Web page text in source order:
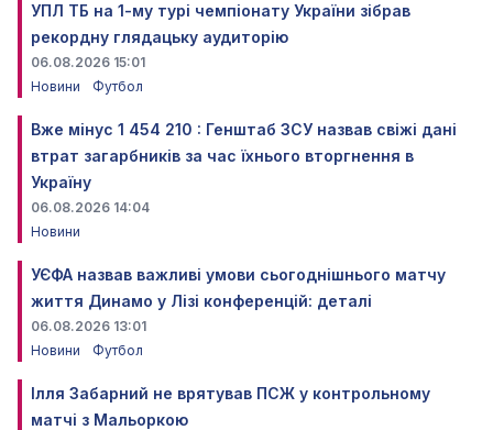
УПЛ ТБ на 1-му турі чемпіонату України зібрав
рекордну глядацьку аудиторію
06.08.2026 15:01
Новини
Футбол
Вже мінус 1 454 210 : Генштаб ЗСУ назвав свіжі дані
втрат загарбників за час їхнього вторгнення в
Україну
06.08.2026 14:04
Новини
УЄФА назвав важливі умови сьогоднішнього матчу
життя Динамо у Лізі конференцій: деталі
06.08.2026 13:01
Новини
Футбол
Ілля Забарний не врятував ПСЖ у контрольному
матчі з Мальоркою